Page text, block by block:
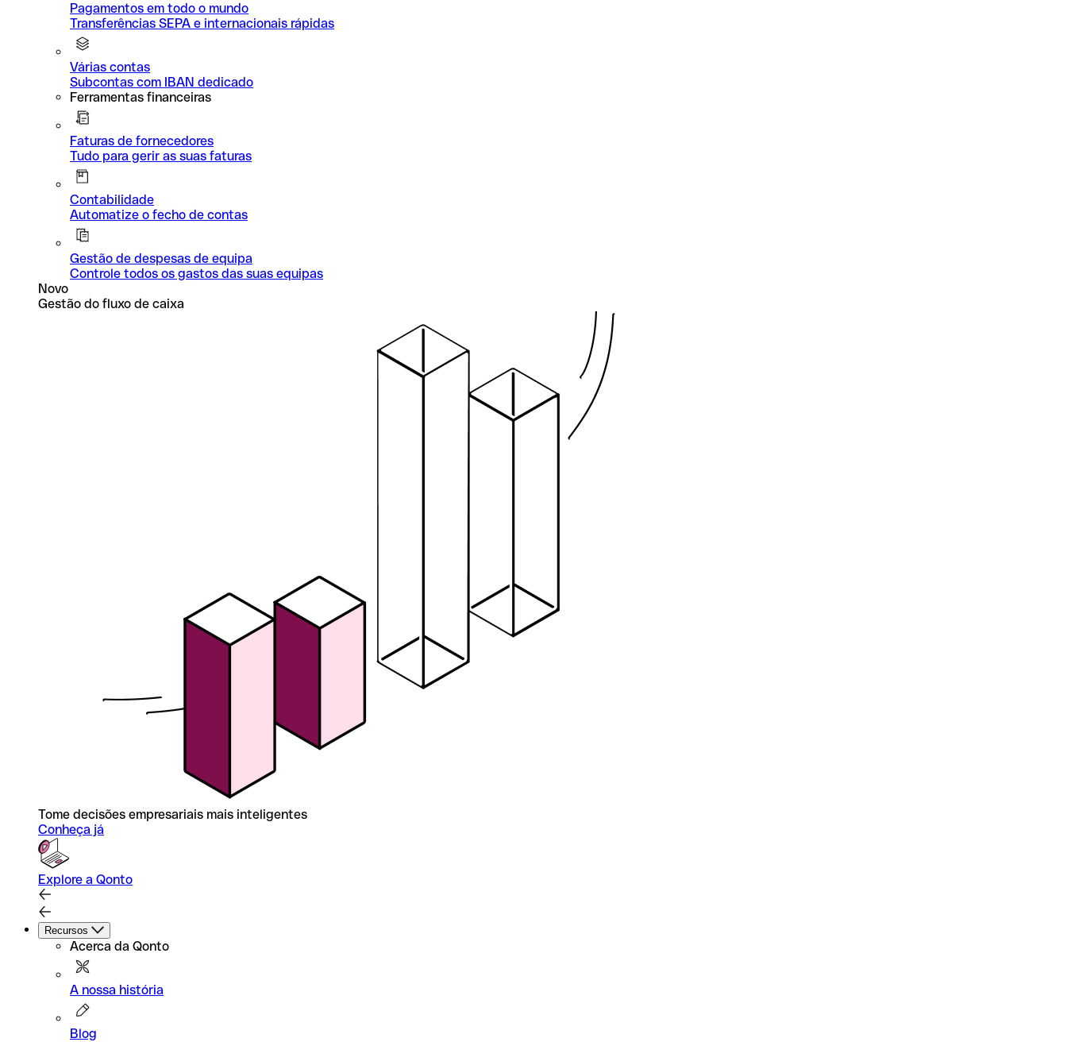
Pagamentos em todo o mundo
Transferências SEPA e internacionais rápidas
Várias contas
Subcontas com IBAN dedicado
Ferramentas financeiras
Faturas de fornecedores
Tudo para gerir as suas faturas
Contabilidade
Automatize o fecho de contas
Gestão de despesas de equipa
Controle todos os gastos das suas equipas
Novo
Gestão do fluxo de caixa
Tome decisões empresariais mais inteligentes
Conheça já
Explore a Qonto
Recursos
Acerca da Qonto
A nossa história
Blog